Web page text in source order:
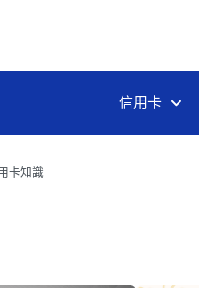
信用卡
卡知識